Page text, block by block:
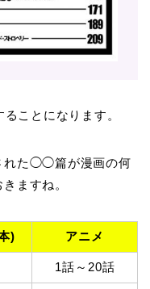
ことになります。
れた◯◯篇が漫画の何
ますね。
) アニメ
1話～20話